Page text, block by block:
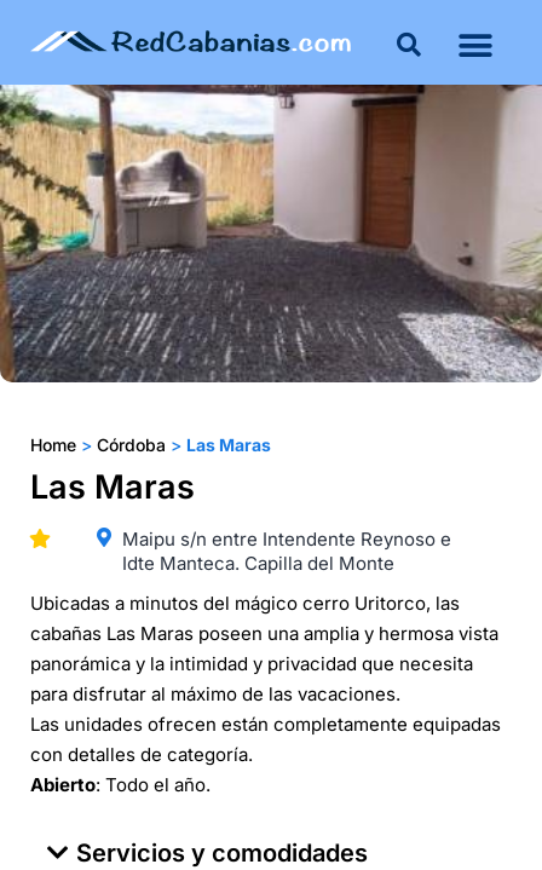
Home > Córdoba > Las Maras
Las Maras
Maipu s/n entre Intendente Reynoso e
Idte Manteca. Capilla del Monte
Ubicadas a minutos del mágico cerro Uritorco, las
cabañas Las Maras poseen una amplia y hermosa vista
panorámica y la intimidad y privacidad que necesita
para disfrutar al máximo de las vacaciones.
Las unidades ofrecen están completamente equipadas
con detalles de categoría.
Abierto: Todo el año.
Servicios y comodidades